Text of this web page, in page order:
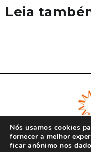
Leia
Nós usamos cookies
fornecer a melhor
ficar anônimo nos